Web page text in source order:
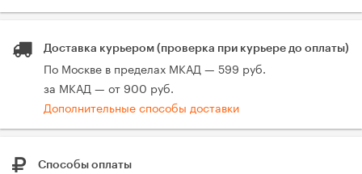
Доставка курьером (проверка при курьере до оплаты)
По Москве в пределах МКАД — 599 руб.
за МКАД — от 900 руб.
Дополнительные способы доставки
Способы оплаты